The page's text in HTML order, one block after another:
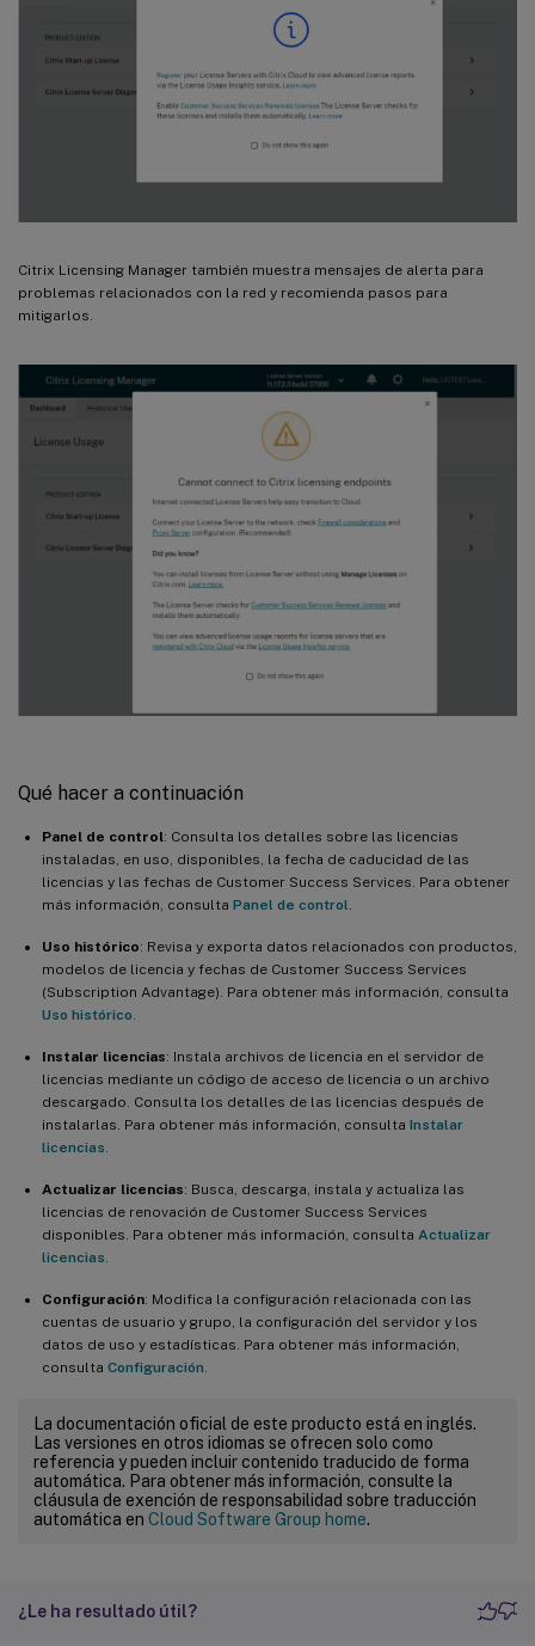
Citrix Licensing Manager también muestra mensajes de alerta para
problemas relacionados con la red y recomienda pasos para
mitigarlos.
Qué hacer a continuación
Panel de control: Consulta los detalles sobre las licencias
instaladas, en uso, disponibles, la fecha de caducidad de las
licencias y las fechas de Customer Success Services. Para obtener
más información, consulta Panel de control.
Uso histórico: Revisa y exporta datos relacionados con productos,
modelos de licencia y fechas de Customer Success Services
(Subscription Advantage). Para obtener más información, consulta
Uso histórico.
Instalar licencias: Instala archivos de licencia en el servidor de
licencias mediante un código de acceso de licencia o un archivo
descargado. Consulta los detalles de las licencias después de
instalarlas. Para obtener más información, consulta Instalar
licencias.
Actualizar licencias: Busca, descarga, instala y actualiza las
licencias de renovación de Customer Success Services
disponibles. Para obtener más información, consulta Actualizar
licencias.
Configuración: Modifica la configuración relacionada con las
cuentas de usuario y grupo, la configuración del servidor y los
datos de uso y estadísticas. Para obtener más información,
consulta Configuración.
La documentación oficial de este producto está en inglés.
Las versiones en otros idiomas se ofrecen solo como
referencia y pueden incluir contenido traducido de forma
automática. Para obtener más información, consulte la
cláusula de exención de responsabilidad sobre traducción
automática en Cloud Software Group home.
¿Le ha resultado útil?